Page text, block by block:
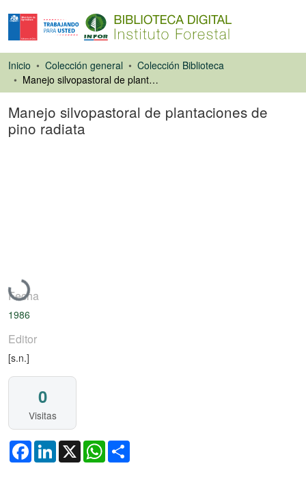
Inicio Colección general
Colección Biblioteca
Manejo silvopastoral de plantaciones de pino radiata
Manejo silvopastoral de plantaciones de
pino radiata
Cargando...
Fecha
1986
Editor
[s.n.]
0
Visitas
FacebookLinkedIn
X WhatsApp